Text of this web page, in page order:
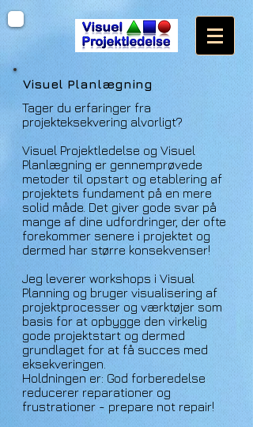
Tager du erfaringer fra
projekteksekvering alvorligt?
Visuel Projektledelse og Visuel
Planlægning er gennemprøvede
metoder til opstart og etablering af
projektets fundament på en mere
solid måde. Det giver gode svar på
mange af dine udfordringer, der ofte
forekommer senere i projektet og
dermed har større konsekvenser!
Jeg leverer workshops i Visual
Planning og bruger visualisering af
projektprocesser og værktøjer som
basis for at opbygge den virkelig
gode projektstart og dermed
grundlaget for at få succes med
eksekveringen.
Holdningen er: God forberedelse
reducerer reparationer og
frustrationer - prepare not repair!
Visuel Planlægning